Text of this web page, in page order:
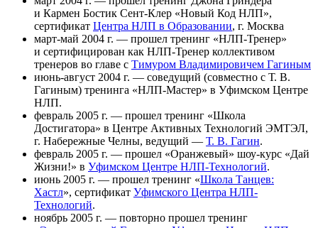
и Кармен Бостик Сент-Клер «Новый Код НЛП»,
сертификат Центра НЛП в Образовании, г. Москва
март-май 2004 г. — прошел тренинг «НЛП-Тренер»
и сертифицирован как НЛП-Тренер коллективом
тренеров во главе с Тимуром Владимировичем Гагиным
июнь-август 2004 г. — соведущий (совместно с Т. В.
Гагиным) тренинга «НЛП-Мастер» в Уфимском Центре
НЛП.
февраль 2005 г. — прошел тренинг «Школа
Достигатора» в Центре Активных Технологий ЭМТЭЛ,
г. Набережные Челны, ведущий — Т. В. Гагин.
февраль 2005 г. — прошел «Оранжевый» шоу-курс «Дай
Жизни!» в Уфимском Центре НЛП-Технологий.
июнь 2005 г. — прошел тренинг «Школа Танцев:
Хастл», сертификат Уфимского Центра НЛП-
Технологий.
ноябрь 2005 г. — повторно прошел тренинг